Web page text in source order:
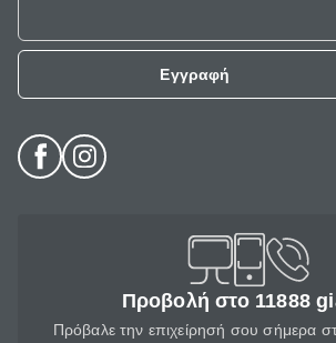
Εγγραφή
Προβολή στο 11888
Πρόβαλε την επιχείρησή σου σήμερα